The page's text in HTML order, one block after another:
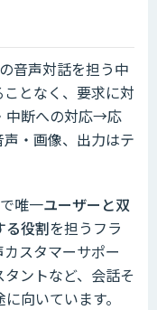
音声対話を担う中
となく、要求に対
中断への対応→応
・画像、出力はテ
唯一ユーザーと双
る役割を担うフラ
スタマーサポー
ントなど、会話そ
向いています。